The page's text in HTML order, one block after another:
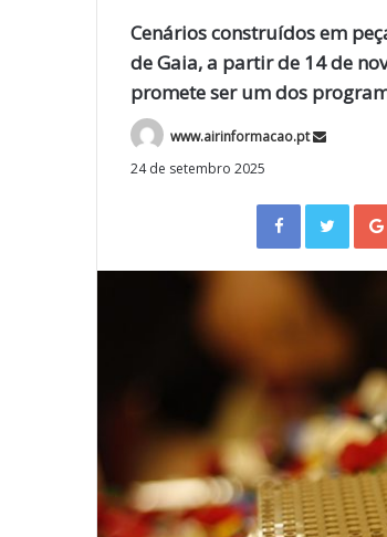
Cenários construídos em
de Gaia, a partir de 14 de
promete ser um dos
www.airinformacao.pt
24 de setembro 2025
Facebook Twitter